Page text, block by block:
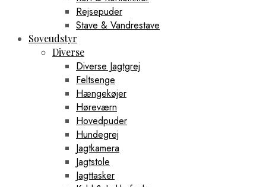
Rejsepuder
Stave & Vandrestave
Soveudstyr
Diverse
Diverse Jagtgrej
Feltsenge
Hængekøjer
Høreværn
Hovedpuder
Hundegrej
Jagtkamera
Jagtstole
Jagttasker